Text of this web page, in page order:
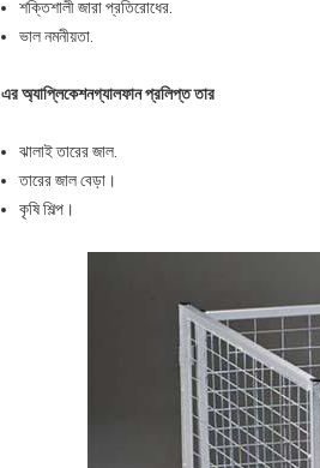
শক্তিশালী জারা প্রতিরোধের.
ভাল নমনীয়তা.
এর অ্যাপ্লিকেশনগ্যালফান প্রলিপ্ত তার
ঝালাই তারের জাল.
তারের জাল বেড়া।
কৃষি শিল্প।